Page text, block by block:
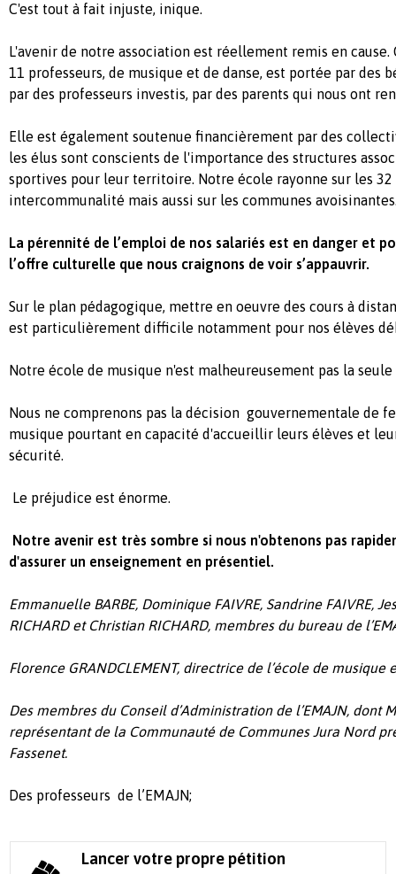
C'est tout à fait injuste, inique.
L'avenir de notre association est réellement remis en
11 professeurs, de musique et de danse, est portée par des
par des professeurs investis, par des parents qui nous ont
Elle est également soutenue financièrement par des
les élus sont conscients de l'importance des structures
sportives pour leur territoire. Notre école rayonne sur les
intercommunalité mais aussi sur les communes
La pérennité de l’emploi de nos salariés est en danger et
l’offre culturelle que nous craignons de voir s’appauvrir.
Sur le plan pédagogique, mettre en oeuvre des cours à
est particulièrement difficile notamment pour nos élèves
Notre école de musique n'est malheureusement pas la
Nous ne comprenons pas la décision gouvernementale de
musique pourtant en capacité d'accueillir leurs élèves et
sécurité.
Le préjudice est énorme.
Notre avenir est très sombre si nous n'obtenons pas
d'assurer un enseignement en présentiel.
Emmanuelle BARBE, Dominique FAIVRE, Sandrine FAIVRE,
RICHARD et Christian RICHARD, membres du bureau de
Florence GRANDCLEMENT, directrice de l’école de musique
Des membres du Conseil d’Administration de l’EMAJN, dont
représentant de la Communauté de Communes Jura Nord
Fassenet.
Des professeurs de l’EMAJN;
Lancer votre propre pétition